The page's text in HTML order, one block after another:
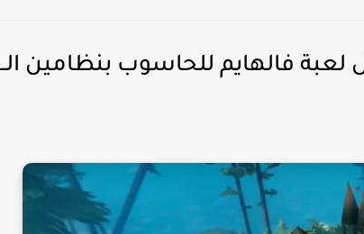
فالهايم للحاسوب بنظامين الــ